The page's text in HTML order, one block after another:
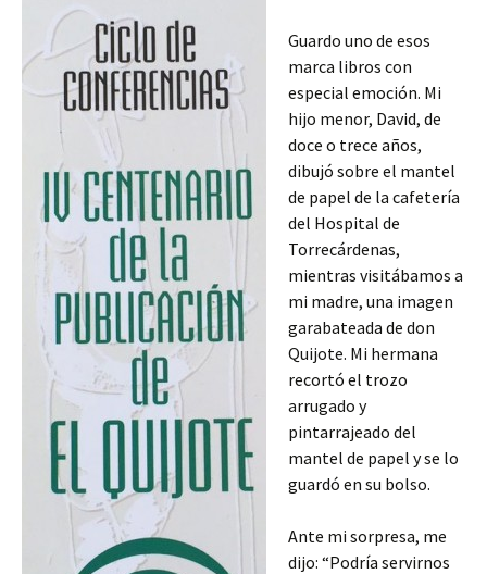
Guardo uno de esos
marca libros con
especial emoción. Mi
hijo menor, David, de
doce o trece años,
dibujó sobre el mantel
de papel de la cafetería
del Hospital de
Torrecárdenas,
mientras visitábamos a
mi madre, una imagen
garabateada de don
Quijote. Mi hermana
recortó el trozo
arrugado y
pintarrajeado del
mantel de papel y se lo
guardó en su bolso.
Ante mi sorpresa, me
dijo: “Podría servirnos